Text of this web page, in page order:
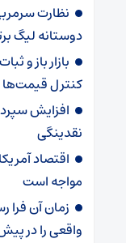
نظارت
دوستانه لیگ
بازار باز و
کنترل
افزایش
نقدینگی
اقتصاد
مواجه است
زمان آن فرا
واقعی را در